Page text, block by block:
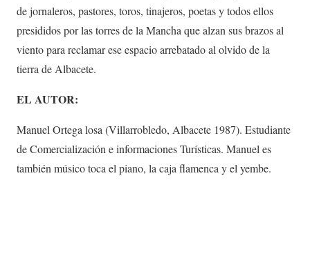
de jornaleros, pastores, toros, tinajeros, poetas y todos ellos
presididos por las torres de la Mancha que alzan sus brazos al
viento para reclamar ese espacio arrebatado al olvido de la
tierra de Albacete.
EL AUTOR:
Manuel Ortega losa (Villarrobledo, Albacete 1987). Estudiante
de Comercialización e informaciones Turísticas. Manuel es
también músico toca el piano, la caja flamenca y el yembe.